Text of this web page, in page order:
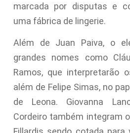
marcada por disputas e
uma fábrica de lingerie.
Além de Juan Paiva, o
grandes nomes como
Ramos, que interpretarão
além de Felipe Simas, no
de Leona. Giovanna
Cordeiro também integram